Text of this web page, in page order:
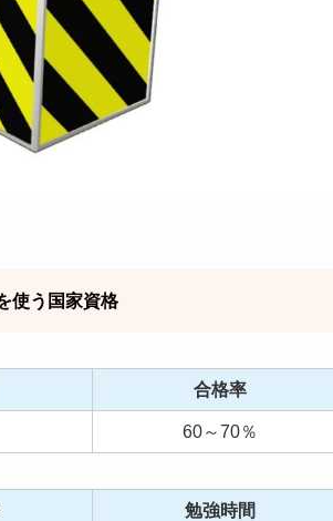
使う国家資格
合格率
60～70％
勉強時間